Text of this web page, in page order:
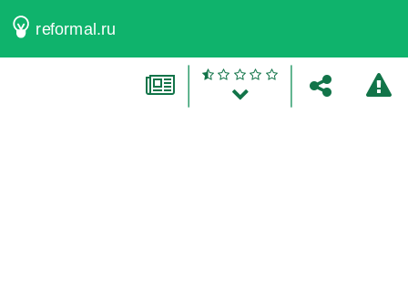
reformal.ru